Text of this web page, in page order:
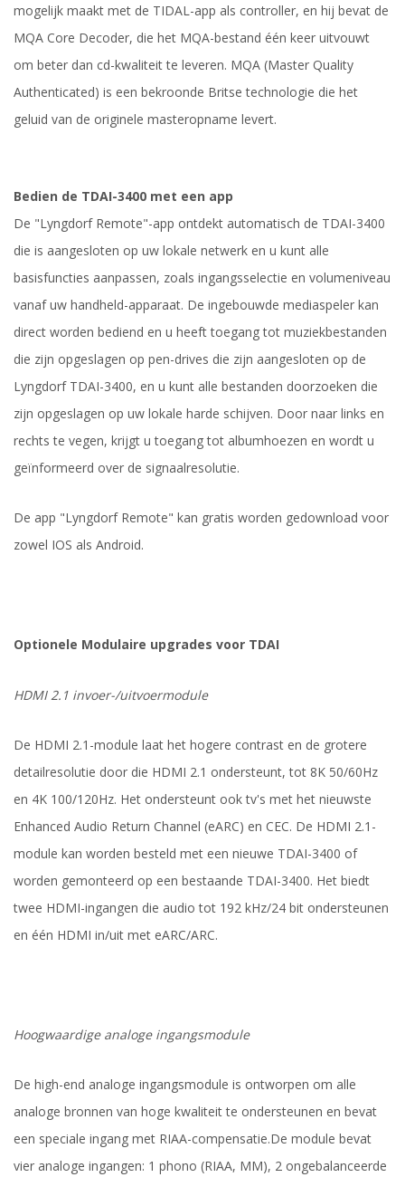
mogelijk maakt met de TIDAL-app als controller, en hij bevat de
MQA Core Decoder, die het MQA-bestand één keer uitvouwt
om beter dan cd-kwaliteit te leveren. MQA (Master Quality
Authenticated) is een bekroonde Britse technologie die het
geluid van de originele masteropname levert.
Bedien de TDAI-3400 met een app
De "Lyngdorf Remote"-app ontdekt automatisch de TDAI-3400
die is aangesloten op uw lokale netwerk en u kunt alle
basisfuncties aanpassen, zoals ingangsselectie en volumeniveau
vanaf uw handheld-apparaat. De ingebouwde mediaspeler kan
direct worden bediend en u heeft toegang tot muziekbestanden
die zijn opgeslagen op pen-drives die zijn aangesloten op de
Lyngdorf TDAI-3400, en u kunt alle bestanden doorzoeken die
zijn opgeslagen op uw lokale harde schijven. Door naar links en
rechts te vegen, krijgt u toegang tot albumhoezen en wordt u
geïnformeerd over de signaalresolutie.
De app "Lyngdorf Remote" kan gratis worden gedownload voor
zowel IOS als Android.
Optionele Modulaire upgrades voor TDAI
HDMI 2.1 invoer-/uitvoermodule
De HDMI 2.1-module laat het hogere contrast en de grotere
detailresolutie door die HDMI 2.1 ondersteunt, tot 8K 50/60Hz
en 4K 100/120Hz. Het ondersteunt ook tv's met het nieuwste
Enhanced Audio Return Channel (eARC) en CEC. De HDMI 2.1-
module kan worden besteld met een nieuwe TDAI-3400 of
worden gemonteerd op een bestaande TDAI-3400. Het biedt
twee HDMI-ingangen die audio tot 192 kHz/24 bit ondersteunen
en één HDMI in/uit met eARC/ARC.
Hoogwaardige analoge ingangsmodule
De high-end analoge ingangsmodule is ontworpen om alle
analoge bronnen van hoge kwaliteit te ondersteunen en bevat
een speciale ingang met RIAA-compensatie.De module bevat
vier analoge ingangen: 1 phono (RIAA, MM), 2 ongebalanceerde